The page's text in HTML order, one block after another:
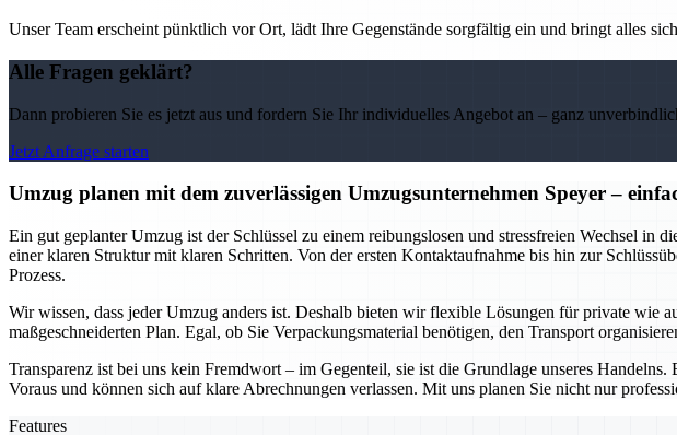
Unser Team erscheint pünktlich vor Ort, lädt Ihre Gegenstände sorgfältig ein und bringt alles
Alle Fragen geklärt?
Dann probieren Sie es jetzt aus und fordern Sie Ihr individuelles Angebot an – ganz
Jetzt Anfrage starten
Umzug planen mit dem zuverlässigen Umzugsunternehmen Speyer –
Ein gut geplanter Umzug ist der Schlüssel zu einem reibungslosen und stressfreien Wechsel in
einer klaren Struktur mit klaren Schritten. Von der ersten Kontaktaufnahme bis hin zur
Prozess.
Wir wissen, dass jeder Umzug anders ist. Deshalb bieten wir flexible Lösungen für private wie
maßgeschneiderten Plan. Egal, ob Sie Verpackungsmaterial benötigen, den Transport
Transparenz ist bei uns kein Fremdwort – im Gegenteil, sie ist die Grundlage unseres
Voraus und können sich auf klare Abrechnungen verlassen. Mit uns planen Sie nicht nur
Features